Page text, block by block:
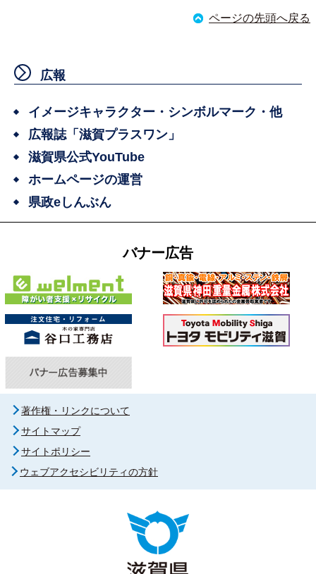
ページの先頭へ戻る
広報
イメージキャラクター・シンボルマーク・他
広報誌「滋賀プラスワン」
滋賀県公式YouTube
ホームページの運営
県政eしんぶん
バナー広告
著作権・リンクについて
サイトマップ
サイトポリシー
ウェブアクセシビリティの方針